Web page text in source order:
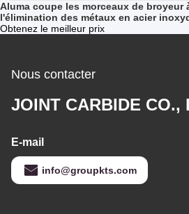
Aluma coupe les morceaux de broyeur
l'élimination des métaux en acier
Obtenez le meilleur prix
Nous contacter
JOINT CARBIDE CO.,
E-mail
info@groupkts.com